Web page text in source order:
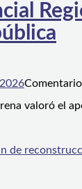
valoró el